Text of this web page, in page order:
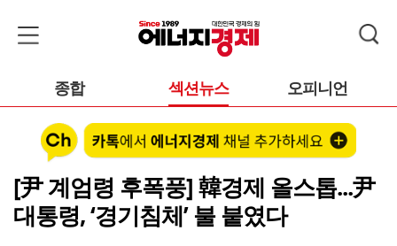
종합 섹션뉴스 오피니언
[尹 계엄령 후폭풍] 韓경제 올스톱...尹
대통령, ‘경기침체’ 불 붙였다